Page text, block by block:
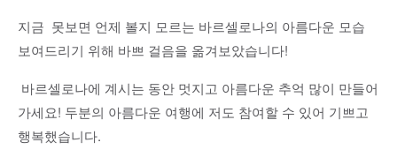
지금 못보면 언제 볼지 모르는 바르셀로나의 아름다운 모습
보여드리기 위해 바쁘 걸음을 옮겨보았습니다!
바르셀로나에 계시는 동안 멋지고 아름다운 추억 많이 만들어
가세요! 두분의 아름다운 여행에 저도 참여할 수 있어 기쁘고
행복했습니다.